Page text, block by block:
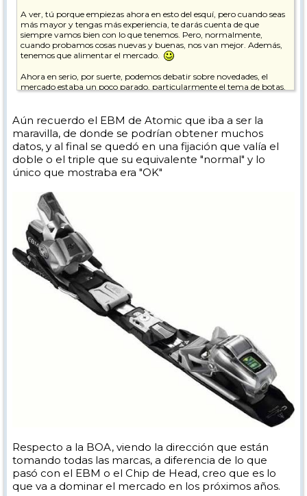
A ver, tú porque empiezas ahora en esto del esquí, pero cuando seas
más mayor y tengas más experiencia, te darás cuenta de que
siempre vamos bien con lo que tenemos. Pero, normalmente,
cuando probamos cosas nuevas y buenas, nos van mejor. Además,
tenemos que alimentar el mercado.
Ahora en serio, por suerte, podemos debatir sobre novedades, el
mercado estaba un poco parado, particularmente el tema de botas.
En este tema de botas y valoraciones particulares al margen, me
alegro por la parte que les beneficia, además de a las marcas, a las
tiendas de esquí que se dedican al ajuste personalizado de botas.
Muchas veces el sustento de las tiendas tradicionales Que es casi un
milagro que sigan en la brecha.
Aún recuerdo el EBM de Atomic que iba a ser la
maravilla, de donde se podrían obtener muchos
datos, y al final se quedó en una fijación que valía el
doble o el triple que su equivalente "normal" y lo
único que mostraba era "OK"
Respecto a la BOA, viendo la dirección que están
tomando todas las marcas, a diferencia de lo que
pasó con el EBM o el Chip de Head, creo que es lo
que va a dominar el mercado en los próximos años.